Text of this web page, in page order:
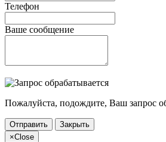
Телефон
Ваше сообщение
Пожалуйста, подождите, Ваш запрос
Отправить
Закрыть
×Close